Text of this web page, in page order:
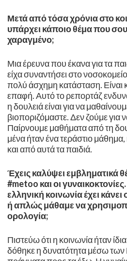
Μετά από τόσα χρόνια στο
υπάρχει κάποιο θέμα που σου
χαραγμένο;
Μια έρευνα που έκανα για τα
είχα συναντήσει στο
πολύ άσχημη κατάσταση. Είναι
επαφή. Αυτό το ρεπορτάζ
η δουλειά είναι για να
βιοποριζόμαστε. Δεν ζούμε για
Παίρνουμε μαθήματα από τη
μένα ήταν ένα τεράστιο μάθημα,
και από αυτά τα παιδιά.
Έχεις καλύψει εμβληματικά
#metoo και οι γυναικοκτονίες.
ελληνική κοινωνία έχει
ή απλώς μάθαμε να
ορολογία;
Πιστεύω ότι η κοινωνία ήταν
δόθηκε η δυνατότητα μέσω